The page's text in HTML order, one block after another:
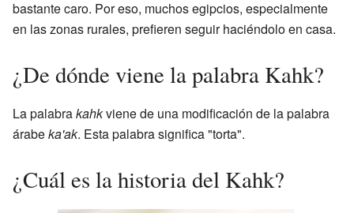
bastante caro. Por eso, muchos egipcios, especialmente
en las zonas rurales, prefieren seguir haciéndolo en casa.
¿De dónde viene la palabra Kahk?
La palabrakahkviene de una modificación de la palabra
árabeka'ak. Esta palabra significa "torta".
¿Cuál es la historia del Kahk?